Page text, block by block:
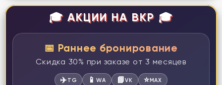
🎓 АКЦИИ НА ВКР 🎓
📅 Раннее бронирование
Скидка 30% при заказе от 3 месяцев
✈️TG 📱WA 📘VK ⭐MAX